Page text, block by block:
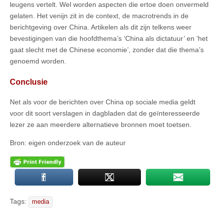
leugens vertelt. Wel worden aspecten die ertoe doen onvermeld
gelaten. Het venijn zit in de context, de macrotrends in de
berichtgeving over China. Artikelen als dit zijn telkens weer
bevestigingen van die hoofdthema’s ‘China als dictatuur’ en ‘het
gaat slecht met de Chinese economie’, zonder dat die thema’s
genoemd worden.
Conclusie
Net als voor de berichten over China op sociale media geldt
voor dit soort verslagen in dagbladen dat de geïnteresseerde
lezer ze aan meerdere alternatieve bronnen moet toetsen.
Bron: eigen onderzoek van de auteur
Tags: media